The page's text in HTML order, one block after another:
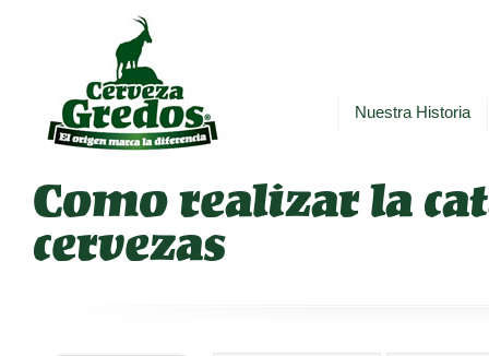
Nuestra Historia
Como realizar la
cervezas